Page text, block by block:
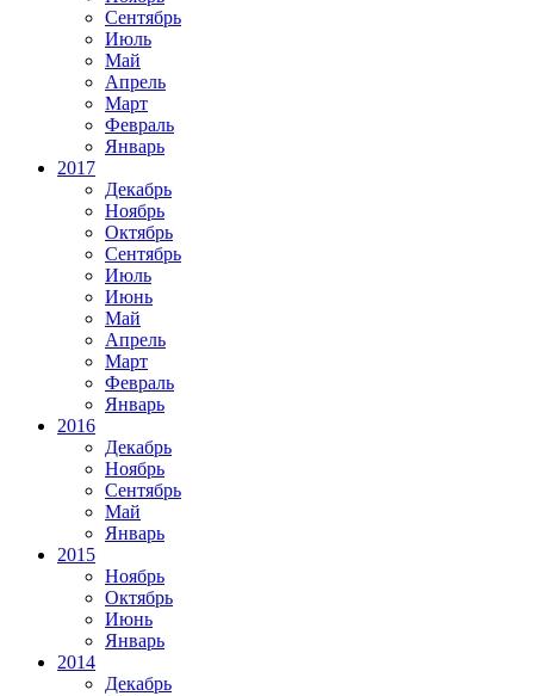
Сентябрь
Июль
Май
Апрель
Март
Февраль
Январь
2017
Декабрь
Ноябрь
Октябрь
Сентябрь
Июль
Июнь
Май
Апрель
Март
Февраль
Январь
2016
Декабрь
Ноябрь
Сентябрь
Май
Январь
2015
Ноябрь
Октябрь
Июнь
Январь
2014
Декабрь